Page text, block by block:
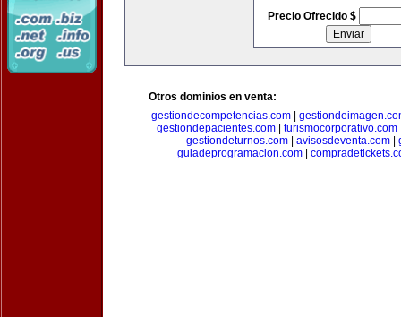
Precio Ofrecido $
Otros dominios en venta:
gestiondecompetencias.com|
gestiondepacientes.com| turismocorporativo.com
gestiondeturnos.com| avisosdeventa.com|
guiadeprogramacion.com|